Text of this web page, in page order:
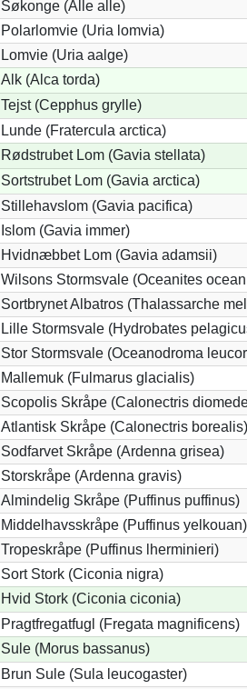
Søkonge (Alle alle)
Polarlomvie (Uria lomvia)
Lomvie (Uria aalge)
Alk (Alca torda)
Tejst (Cepphus grylle)
Lunde (Fratercula arctica)
Rødstrubet Lom (Gavia stellata)
Sortstrubet Lom (Gavia arctica)
Stillehavslom (Gavia pacifica)
Islom (Gavia immer)
Hvidnæbbet Lom (Gavia adamsii)
Wilsons Stormsvale (Oceanites
Sortbrynet Albatros (Thalassarche
Lille Stormsvale (Hydrobates
Stor Stormsvale (Oceanodroma
Mallemuk (Fulmarus glacialis)
Scopolis Skråpe (Calonectris
Atlantisk Skråpe (Calonectris borealis)
Sodfarvet Skråpe (Ardenna grisea)
Storskråpe (Ardenna gravis)
Almindelig Skråpe (Puffinus puffinus)
Middelhavsskråpe (Puffinus yelkouan)
Tropeskråpe (Puffinus lherminieri)
Sort Stork (Ciconia nigra)
Hvid Stork (Ciconia ciconia)
Pragtfregatfugl (Fregata magnificens)
Sule (Morus bassanus)
Brun Sule (Sula leucogaster)